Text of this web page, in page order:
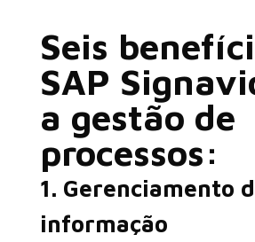
Seis
SAP
a gestão de
processos:
1. Gerenciamento
informação